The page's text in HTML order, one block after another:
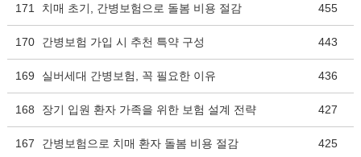
171 치매 초기, 간병보험으로 돌봄 비용 절감 455
170 간병보험 가입 시 추천 특약 구성 443
169 실버세대 간병보험, 꼭 필요한 이유 436
168 장기 입원 환자 가족을 위한 보험 설계 전략 427
167 간병보험으로 치매 환자 돌봄 비용 절감 425